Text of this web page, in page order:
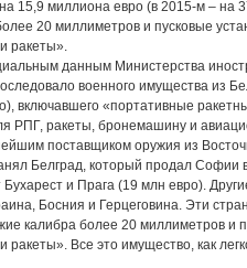
15,9 миллиона евро (в 2015-м – на
20 миллиметров и пусковые
ракеты».
данным Министерства
военного имущества из
включавшего «портативные
РПГ, ракеты, бронемашину и
поставщиком оружия из
Белград, который продал Софии
и Прага (19 млн евро).
Босния и Герцеговина. Эти
калибра более 20 миллиметров и
Все это имущество, как